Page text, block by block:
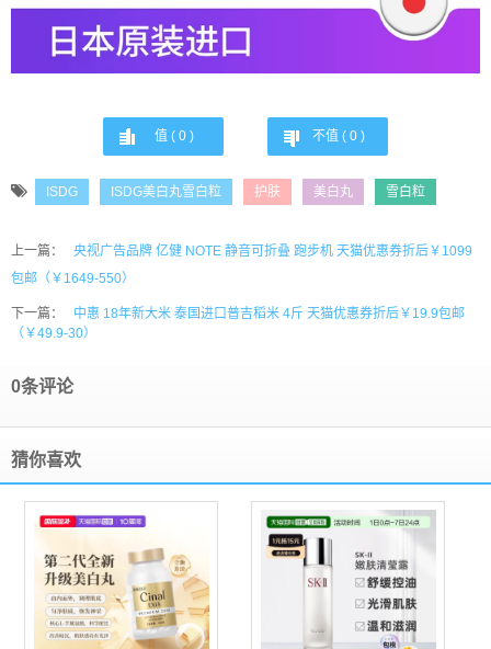
值 ( 0 ) 不值 ( 0 )
ISDG ISDG美白丸雪白粒 护肤 美白丸 雪白粒
上一篇：
央视广告品牌 亿健 NOTE 静音可折叠 跑步机 天猫优惠券折后￥1099
包邮（￥1649-550）
下一篇：
中惠 18年新大米 泰国进口普吉稻米 4斤 天猫优惠券折后￥19.9包邮
（￥49.9-30）
0条评论
猜你喜欢